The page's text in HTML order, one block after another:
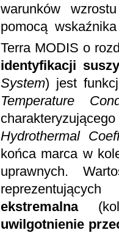
warunków
pomocą
Terra MODIS o
identyfikacji
System) jest
Temperature
Hydrothermal
końca marca w
uprawnych.
ekstremalna
uwilgotnienie